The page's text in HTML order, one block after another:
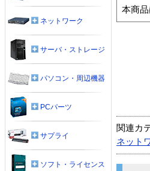
本商
関連カ
ネット
ネットワーク
サーバ・ストレージ
パソコン・周辺機器
PCパーツ
サプライ
ソフト・ライセンス